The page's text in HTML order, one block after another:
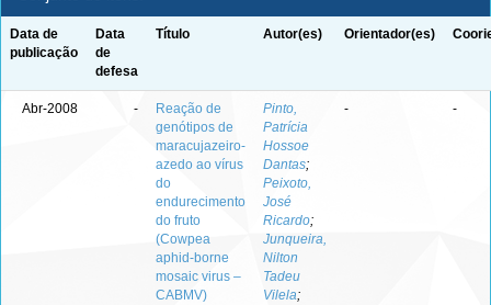
Data de
publicação
Data
de
defesa
Título Autor(es) Orientador(es)
Abr-2008 -
Reação de
genótipos de
maracujazeiro-
azedo ao vírus
do
endurecimento
do fruto
(Cowpea
aphid-borne
mosaic virus –
CABMV)
Pinto,
Patrícia
Hossoe
Dantas;
Peixoto,
José
Ricardo;
Junqueira,
Nilton
Tadeu
Vilela;
- -